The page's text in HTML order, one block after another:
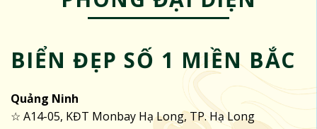
BIỂN ĐẸP SỐ 1 MIỀN BẮC
Quảng Ninh
☆ A14-05, KĐT Monbay Hạ Long, TP. Hạ Long